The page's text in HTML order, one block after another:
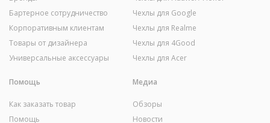
Бартерное сотрудничество
Корпоративным клиентам
Товары от дизайнера
Универсальные аксессуары
Чехлы для Google
Чехлы для Realme
Чехлы для 4Good
Чехлы для Acer
Помощь
Как заказать товар
Помощь
Медиа
Обзоры
Новости